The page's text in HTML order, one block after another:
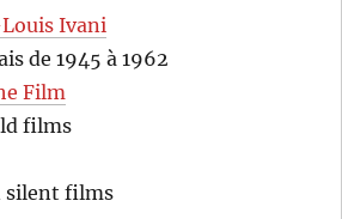
Ivani
de 1945 à 1962
Film
films
silent films